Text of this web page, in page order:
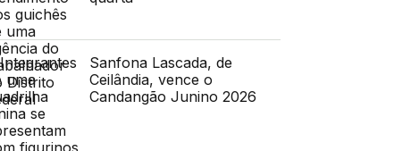
Sanfona Lascada, de
Ceilândia, vence o
Candangão Junino 2026